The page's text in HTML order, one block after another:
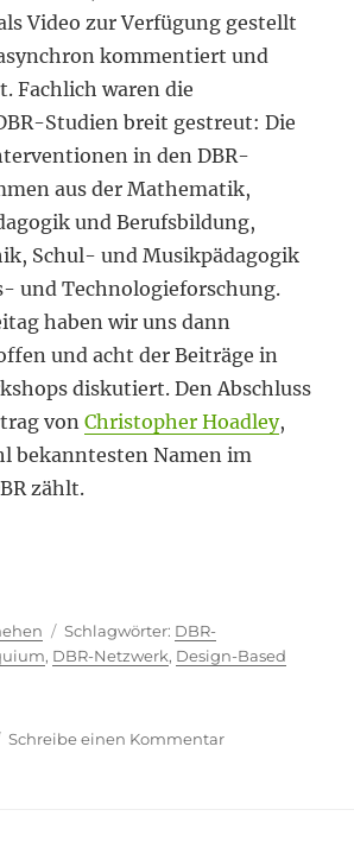
Video zur Verfügung gestellt
kommentiert und
Fachlich waren die
Studien breit gestreut: Die
in den DBR-
aus der Mathematik,
und Berufsbildung,
Schul- und Musikpädagogik
und Technologieforschung.
haben wir uns dann
und acht der Beiträge in
diskutiert. Den Abschluss
vonChristopher Hoadley,
bekanntesten Namen im
zählt.
not a pill“
Schlagwörter
DBR-
, DBR-Netzwerk, Design-Based
Schreibe einen Kommentarzu